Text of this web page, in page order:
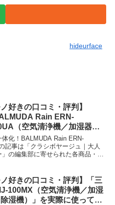
hideurface
ノ好きの口コミ・評判】
Rain ERN-
（空気清浄機／加湿器／
）」を実際に使ってみた正
化！BALMUDA Rain ERN-
記事は「クラシボヤージュ｜大人
の編集部に寄せられた各商品・サ
ノ好きの口コミ・評判】「三
100MX（空気清浄機／加湿
湿機）」を実際に使ってみ